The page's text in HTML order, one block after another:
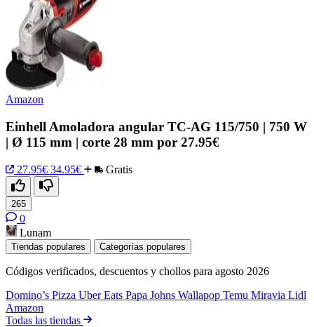
Amazon
Einhell Amoladora angular TC-AG 115/750 | 750 W
| Ø 115 mm | corte 28 mm por 27.95€
27.95€ 34.95€ Gratis
265
0
Lunam
Tiendas populares Categorías populares
Códigos verificados, descuentos y chollos para agosto 2026
Domino’s Pizza Uber Eats Papa Johns Wallapop Temu Miravia Lidl
Amazon
Todas las tiendas